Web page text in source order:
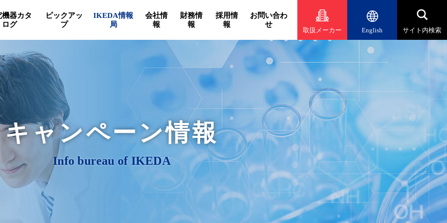
機器カタ
ログ
ピックアッ
プ
IKEDA情報
局
会社情
報
財務情
報
採用情
報
お問い合わ
せ
取扱メーカー English サイト内検索
キャンペーン情報